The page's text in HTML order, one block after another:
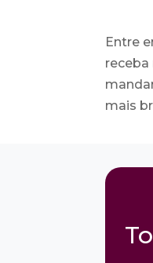
Entre
mais